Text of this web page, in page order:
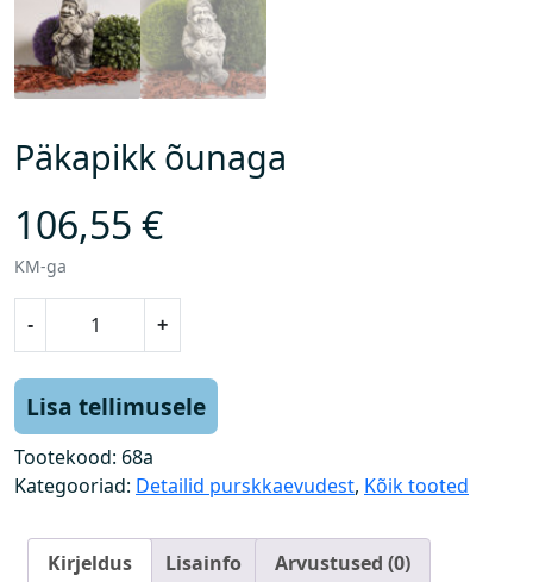
Päkapikk õunaga
106,55 €
KM-ga
-
p
i
k
+
Lisa tellimusele
Tootekood: 68a
Kategooriad: Detailid purskkaevudest, Kõik tooted
Kirjeldus Lisainfo Arvustused (0)